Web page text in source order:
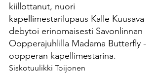
kiillottanut, nuori
kapellimestarilupaus Kalle Kuusava
debytoi erinomaisesti Savonlinnan
Oopperajuhlilla Madama Butterfly -
oopperan kapellimestarina.
Siskotuulikki Toijonen